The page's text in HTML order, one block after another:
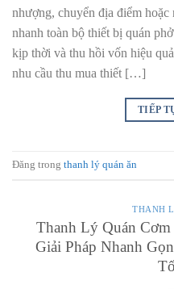
nhượng, chuyển địa điểm
nhanh toàn bộ thiết bị quán
kịp thời và thu hồi vốn hiệu
nhu cầu thu mua thiết […]
TIẾP
Đăng trong thanh lý quán ăn
THANH
Thanh Lý Quán
Giải Pháp Nhanh